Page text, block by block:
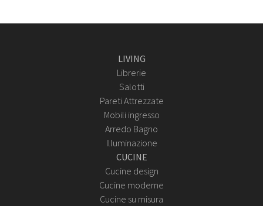
LIVING
Librerie
Salotti
Pareti Attrezzate
Mobili ingresso
Arredo Bagno
Illuminazione
CUCINE
Cucine design
Cucine moderne
Cucine su misura